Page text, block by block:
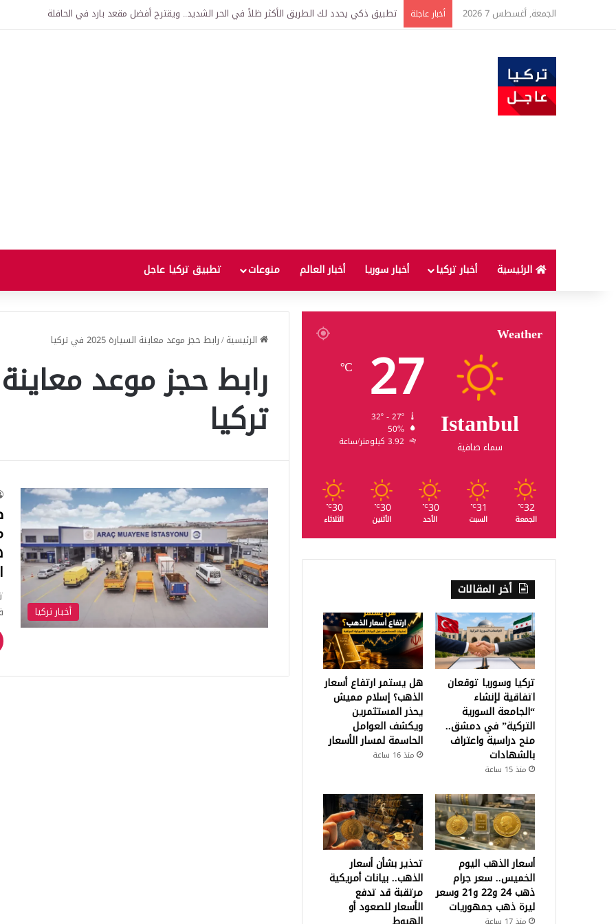
الجمعة, أغسطس 7 2026 أخبار عاجلة تطبيق ذكي يحدد لك الطريق الأكثر ظلاً في الحر الشديد.. ويقترح أفضل مقعد بارد في الحافلة
الرئيسية أخبار تركيا أخبار سوريا أخبار العالم منوعات تطبيق تركيا عاجل
الرئيسية/رابط حجز موعد معاينة السيارة 2025 في تركيا
تركيا
أخبار تركيا
Weather
Istanbul
سماء صافية
27
℃
50%
3.92 كيلومتر/ساعة
32
℃
الجمعة
31
℃
السبت
30
℃
الأحد
30
℃
الأثنين
30
℃
الثلاثاء
أخر المقالات
تركيا وسوريا توقعان
اتفاقية لإنشاء
“الجامعة السورية
التركية” في دمشق..
منح دراسية واعتراف
بالشهادات
منذ 15 ساعة
هل يستمر ارتفاع أسعار
الذهب؟ إسلام مميش
يحذر المستثمرين
ويكشف العوامل
الحاسمة لمسار الأسعار
منذ 16 ساعة
أسعار الذهب اليوم
الخميس.. سعر جرام
ذهب 24 و22 و21 وسعر
ليرة ذهب جمهوريات
تحذير بشأن أسعار
الذهب.. بيانات أمريكية
مرتقبة قد تدفع
الأسعار للصعود أو